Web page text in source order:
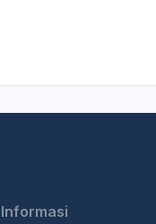
Informasi